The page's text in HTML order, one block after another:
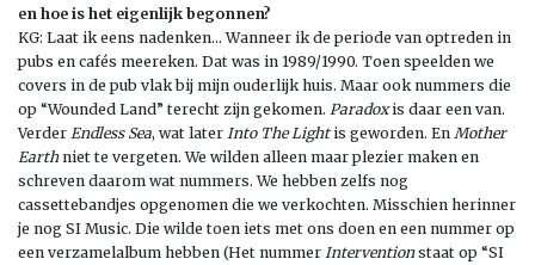
en hoe is het eigenlijk begonnen?
KG: Laat ik eens nadenken… Wanneer ik de periode van optreden in
pubs en cafés meereken. Dat was in 1989/1990. Toen speelden we
covers in de pub vlak bij mijn ouderlijk huis. Maar ook nummers die
op “Wounded Land” terecht zijn gekomen. Paradoxis daar een van.
Verder Endless Sea, wat later Into The Lightis geworden. En Mother
Earthniet te vergeten. We wilden alleen maar plezier maken en
schreven daarom wat nummers. We hebben zelfs nog
cassettebandjes opgenomen die we verkochten. Misschien herinner
je nog SI Music. Die wilde toen iets met ons doen en een nummer op
een verzamelalbum hebben (Het nummer Interventionstaat op “SI